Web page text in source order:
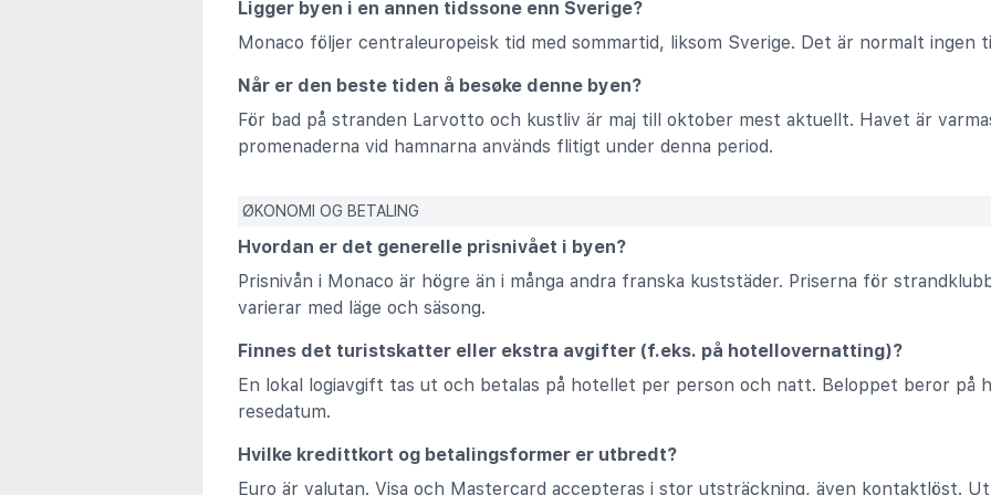
Ligger byen i en annen tidssone enn Sverige?
Monaco följer centraleuropeisk tid med sommartid, liksom Sverige. Det är normalt ingen
Når er den beste tiden å besøke denne byen?
För bad på stranden Larvotto och kustliv är maj till oktober mest aktuellt. Havet är
promenaderna vid hamnarna används flitigt under denna period.
ØKONOMI OG BETALING
Hvordan er det generelle prisnivået i byen?
Prisnivån i Monaco är högre än i många andra franska kuststäder. Priserna för
varierar med läge och säsong.
Finnes det turistskatter eller ekstra avgifter (f.eks. på hotellovernatting)?
En lokal logiavgift tas ut och betalas på hotellet per person och natt. Beloppet beror på
resedatum.
Hvilke kredittkort og betalingsformer er utbredt?
Euro är valutan. Visa och Mastercard accepteras i stor utsträckning, även kontaktlöst.